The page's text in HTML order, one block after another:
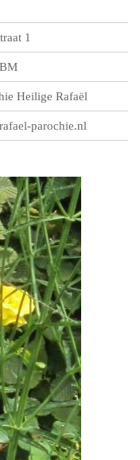
1
Heilige Rafaël
parochie.nl